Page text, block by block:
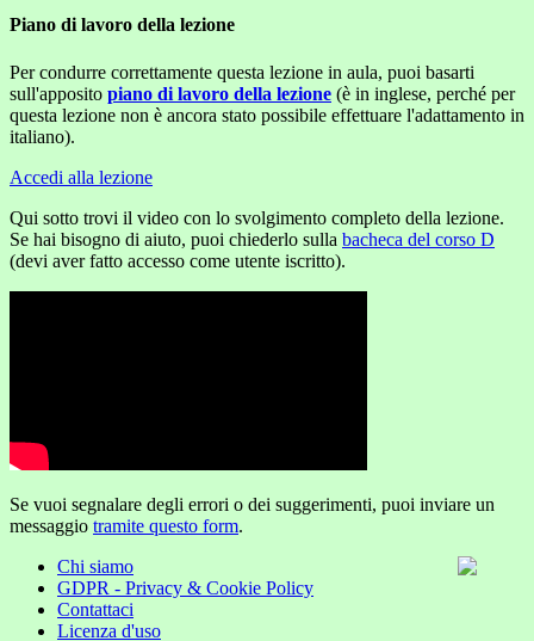
Piano di lavoro della lezione
Per condurre correttamente questa lezione in aula, puoi basarti
sull'apposito piano di lavoro della lezione (è in inglese, perché per
questa lezione non è ancora stato possibile effettuare l'adattamento in
italiano).
Accedi alla lezione
Qui sotto trovi il video con lo svolgimento completo della lezione.
Se hai bisogno di aiuto, puoi chiederlo sulla bacheca del corso D
(devi aver fatto accesso come utente iscritto).
Se vuoi segnalare degli errori o dei suggerimenti, puoi inviare un
messaggio tramite questo form.
Chi siamo
GDPR - Privacy & Cookie Policy
Contattaci
Licenza d'uso